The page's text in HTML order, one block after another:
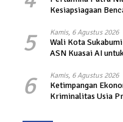
Kesiapsiagaan
5 Kamis, 6 Agustus 2026
Wali Kota
ASN Kuasai AI
6 Kamis, 6 Agustus 2026
Ketimpangan
Kriminalitas Usia